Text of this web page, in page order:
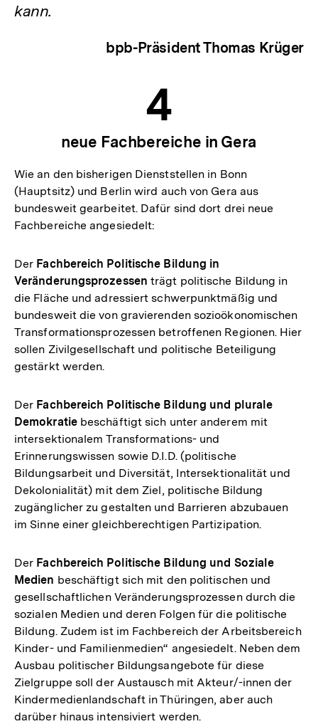
kann.
bpb-Präsident Thomas Krüger
4
neue Fachbereiche in Gera
Wie an den bisherigen Dienststellen in Bonn
(Hauptsitz) und Berlin wird auch von Gera aus
bundesweit gearbeitet. Dafür sind dort drei neue
Fachbereiche angesiedelt:
Der Fachbereich Politische Bildung in
Veränderungsprozessen trägt politische Bildung in
die Fläche und adressiert schwerpunktmäßig und
bundesweit die von gravierenden sozioökonomischen
Transformationsprozessen betroffenen Regionen. Hier
sollen Zivilgesellschaft und politische Beteiligung
gestärkt werden.
Der Fachbereich Politische Bildung und plurale
Demokratiebeschäftigt sich unter anderem mit
intersektionalem Transformations- und
Erinnerungswissen sowie D.I.D. (politische
Bildungsarbeit und Diversität, Intersektionalität und
Dekolonialität) mit dem Ziel, politische Bildung
zugänglicher zu gestalten und Barrieren abzubauen
im Sinne einer gleichberechtigen Partizipation.
Der Fachbereich Politische Bildung und Soziale
Medien beschäftigt sich mit den politischen und
gesellschaftlichen Veränderungsprozessen durch die
sozialen Medien und deren Folgen für die politische
Bildung. Zudem ist im Fachbereich der Arbeitsbereich
Kinder- und Familienmedien“ angesiedelt. Neben dem
Ausbau politischer Bildungsangebote für diese
Zielgruppe soll der Austausch mit Akteur/-innen der
Kindermedienlandschaft in Thüringen, aber auch
darüber hinaus intensiviert werden.